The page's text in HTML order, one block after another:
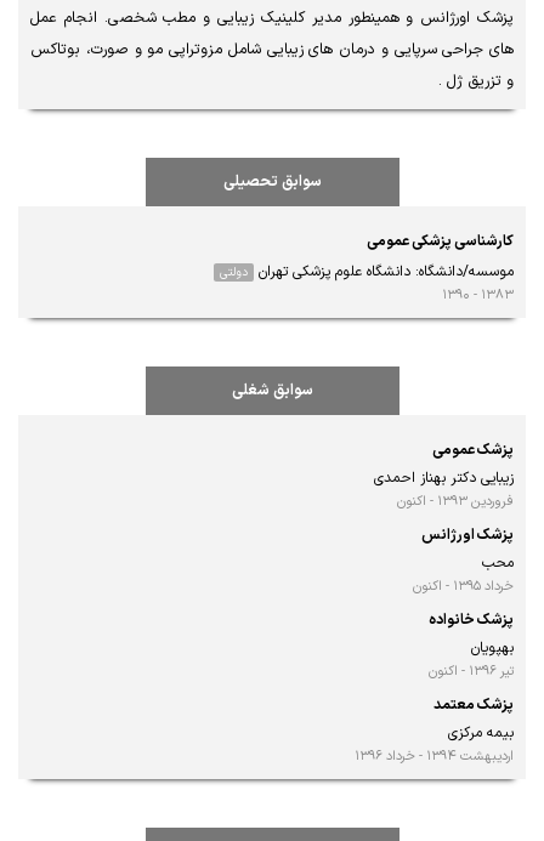
و تزریق ژل .
سوابق تحصیلی
کارشناسی پزشکی عمومی
موسسه/دانشگاه: دانشگاه علوم پزشکی تهران دولتی
۱۳۸۳ - ۱۳۹۰
سوابق شغلی
پزشک عمومی
زیبایی دکتر بهناز احمدی
فروردین ۱۳۹۳ - اکنون
پزشک اورژانس
محب
خرداد ۱۳۹۵ - اکنون
پزشک خانواده
بهپویان
تیر ۱۳۹۶ - اکنون
پزشک معتمد
بیمه مرکزی
اردیبهشت ۱۳۹۴ - خرداد ۱۳۹۶